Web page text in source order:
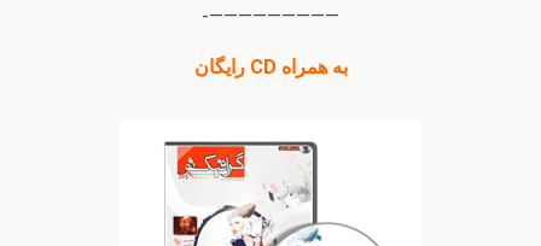
—————————-
به همراه CD رایگان